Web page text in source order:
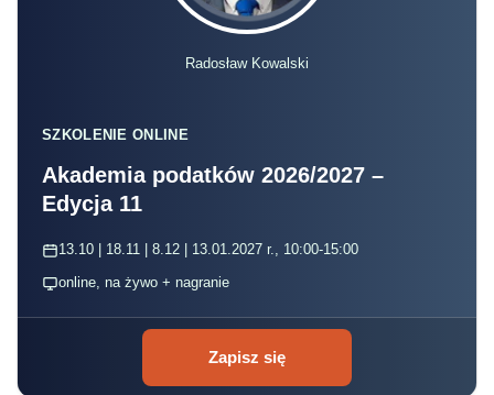
Radosław Kowalski
SZKOLENIE ONLINE
Akademia podatków 2026/2027 –
Edycja 11
13.10 | 18.11 | 8.12 | 13.01.2027 r., 10:00-15:00
online, na żywo + nagranie
Zapisz się